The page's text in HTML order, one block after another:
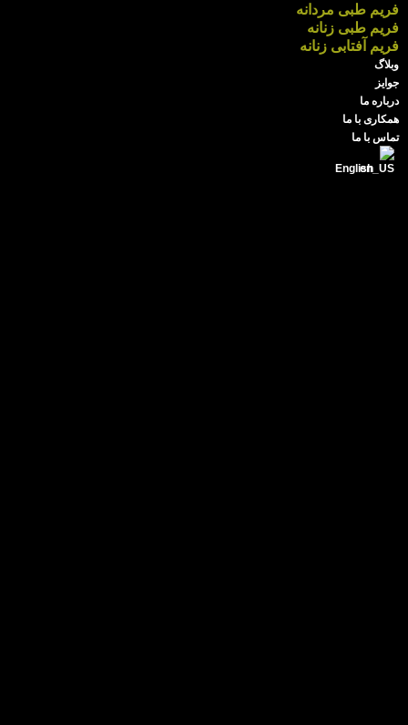
فریم طبی مردانه
فریم طبی زنانه
فریم آفتابی زنانه
وبلاگ
جوایز
درباره ما
همکاری با ما
تماس با ما
English